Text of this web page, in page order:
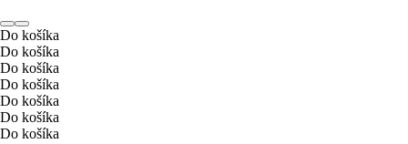
Do košíka
Do košíka
Do košíka
Do košíka
Do košíka
Do košíka
Do košíka